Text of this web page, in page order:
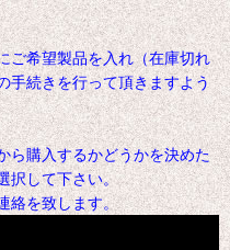
希望製品を入れ（在庫切れ
手続きを行って頂きますよう
ます。
ら購入するかどうかを決めた
択して下さい。
絡を致します。